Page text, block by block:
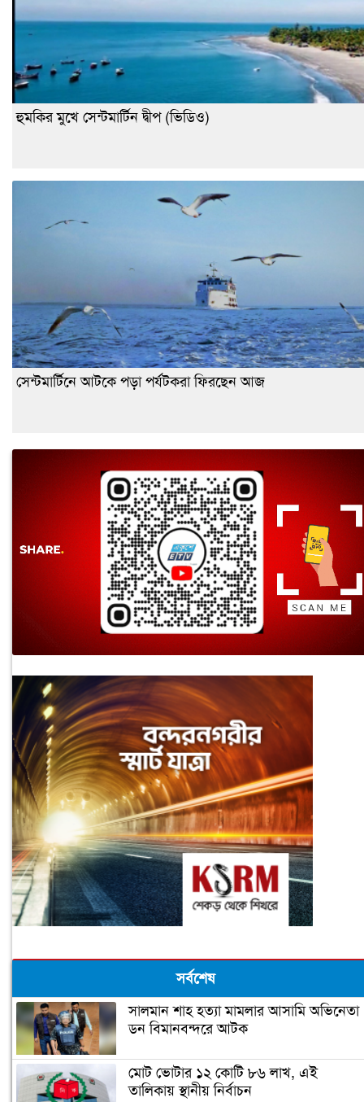
হুমকির মুখে সেন্টমার্টিন দ্বীপ (ভিডিও)
সেন্টমার্টিনে আটকে পড়া পর্যটকরা ফিরছেন আজ
সর্বশেষ
সালমান শাহ হত্যা মামলার আসামি অভিনেতা
ডন বিমানবন্দরে আটক
মোট ভোটার ১২ কোটি ৮৬ লাখ, এই
তালিকায় স্থানীয় নির্বাচন